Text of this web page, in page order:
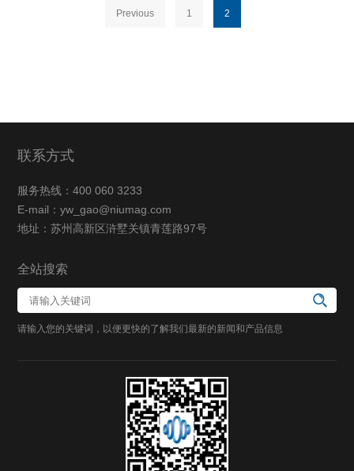
Previous 1 2
联系方式
服务热线：400 060 3233
E-mail：yw_gao@niumag.com
地址：苏州高新区浒墅关镇青莲路97号
全站搜索
请输入您的关键词，以便更快的了解我们最新的新闻和产品信息